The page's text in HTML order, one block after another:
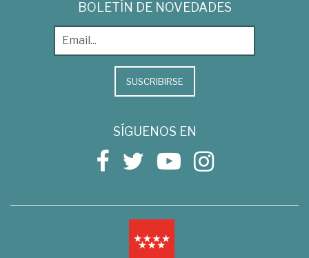
BOLETÍN DE NOVEDADES
SUSCRIBIRSE
SÍGUENOS EN